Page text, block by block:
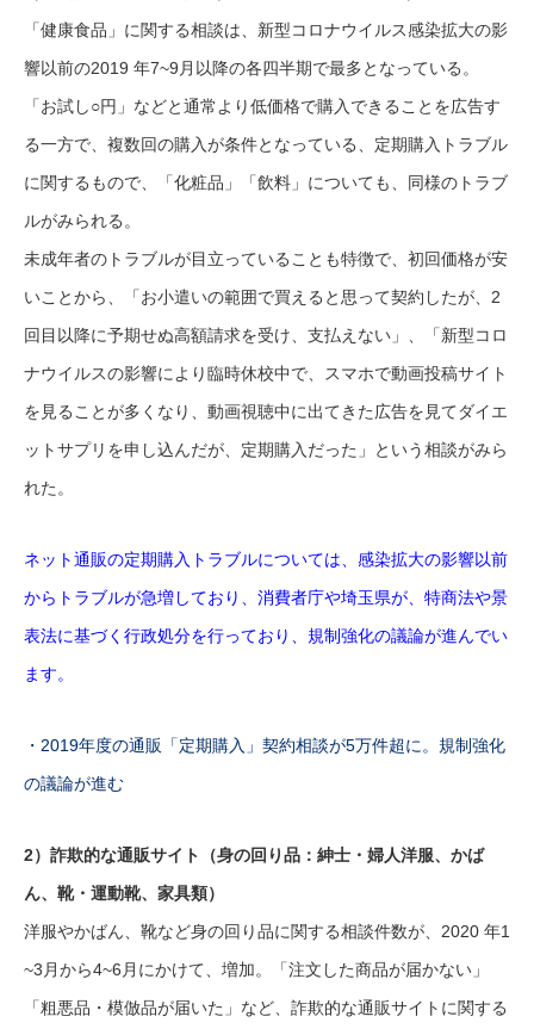
「健康食品」に関する相談は、新型コロナウイルス感染拡大の影
響以前の2019 年7~9月以降の各四半期で最多となっている。
「お試し○円」などと通常より低価格で購入できることを広告す
る一方で、複数回の購入が条件となっている、定期購入トラブル
に関するもので、「化粧品」「飲料」についても、同様のトラブ
ルがみられる。
未成年者のトラブルが目立っていることも特徴で、初回価格が安
いことから、「お小遣いの範囲で買えると思って契約したが、2
回目以降に予期せぬ高額請求を受け、支払えない」、「新型コロ
ナウイルスの影響により臨時休校中で、スマホで動画投稿サイト
を見ることが多くなり、動画視聴中に出てきた広告を見てダイエ
ットサプリを申し込んだが、定期購入だった」という相談がみら
れた。
ネット通販の定期購入トラブルについては、感染拡大の影響以前
からトラブルが急増しており、消費者庁や埼玉県が、特商法や景
表法に基づく行政処分を行っており、規制強化の議論が進んでい
ます。
・2019年度の通販「定期購入」契約相談が5万件超に。規制強化
の議論が進む
2）詐欺的な通販サイト（身の回り品：紳士・婦人洋服、かば
ん、靴・運動靴、家具類）
洋服やかばん、靴など身の回り品に関する相談件数が、2020 年1
~3月から4~6月にかけて、増加。「注文した商品が届かない」
「粗悪品・模倣品が届いた」など、詐欺的な通販サイトに関する